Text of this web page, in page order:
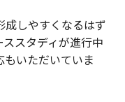
成しやすくなるはず
スタディが進行中
いただいていま